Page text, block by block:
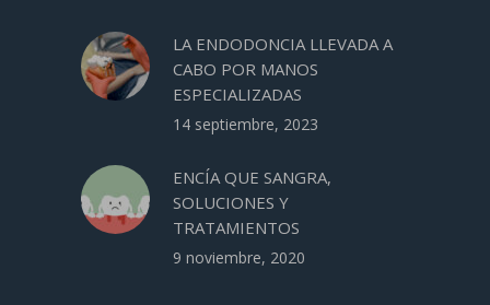
LA ENDODONCIA LLEVADA A
CABO POR MANOS
ESPECIALIZADAS
14 septiembre, 2023
ENCÍA QUE SANGRA,
SOLUCIONES Y
TRATAMIENTOS
9 noviembre, 2020